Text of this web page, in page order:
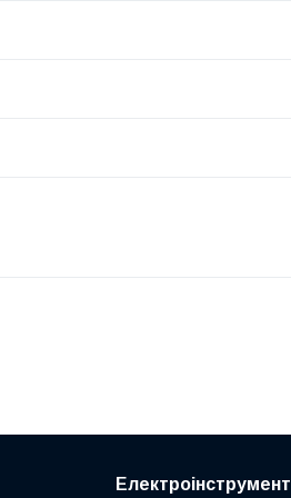
Електроінструмент